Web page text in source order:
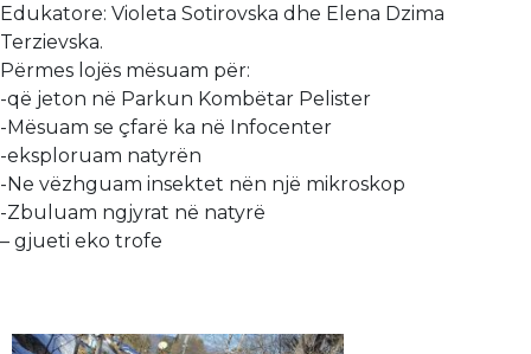
Edukatore: Violeta Sotirovska dhe Elena Dzima
Terzievska.
Përmes lojës mësuam për:
-që jeton në Parkun Kombëtar Pelister
-Mësuam se çfarë ka në Infocenter
-eksploruam natyrën
-Ne vëzhguam insektet nën një mikroskop
-Zbuluam ngjyrat në natyrë
– gjueti eko trofe